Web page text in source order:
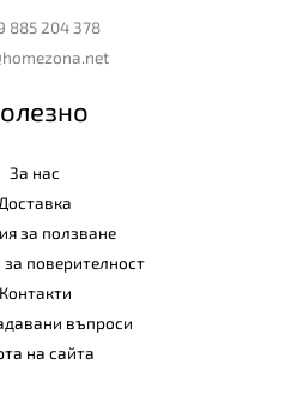
885 204 378
За нас
Доставка
за ползване
поверителност
Контакти
въпроси
на сайта